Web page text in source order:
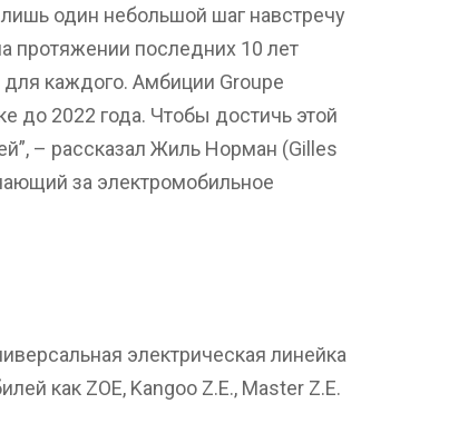
один небольшой шаг навстречу
протяжении последних 10 лет
каждого. Амбиции Groupe
до 2022 года. Чтобы достичь этой
– рассказал Жиль Норман (Gilles
за электромобильное
электрическая линейка
как ZOE, Kangoo Z.E., Master Z.E.